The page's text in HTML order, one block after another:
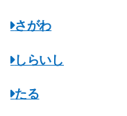
さがわ
しらいし
たる